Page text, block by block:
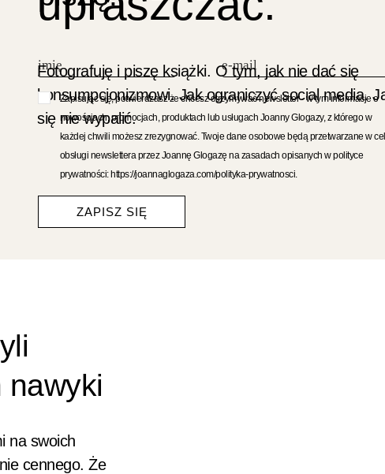
Fotografuję i piszę książki. O tym, jak nie dać się
konsumpcjonizmowi. Jak ograniczyć social media.
się nie wypalić.
Zapisując się, potwierdzasz że chcesz otrzymywać newsletter - w tym informacje o
nowościach, promocjach, produktach lub usługach Joanny Glogazy, z którego w
każdej chwili możesz zrezygnować. Twoje dane osobowe będą przetwarzane w
obsługi newslettera przez Joannę Glogazę na zasadach opisanych w polityce
prywatności: https://joannaglogaza.com/polityka-prywatnosci.
ZAPISZ SIĘ
nawyki
na swoich
cennego. Że